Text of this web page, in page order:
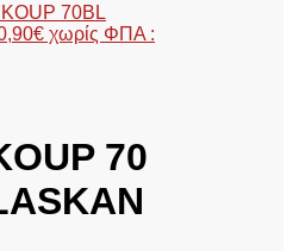
70BL
€ χωρίς ΦΠΑ :
70